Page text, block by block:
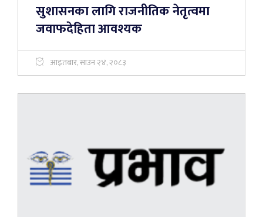
सुशासनका लागि राजनीतिक नेतृत्वमा
जवाफदेहिता आवश्यक
आइतबार, साउन २४, २०८३